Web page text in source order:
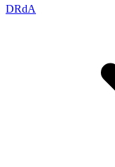
DRdA